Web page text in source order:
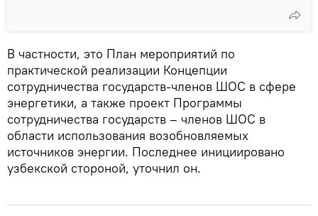
В частности, это План мероприятий по
практической реализации Концепции
сотрудничества государств-членов ШОС в сфере
энергетики, а также проект Программы
сотрудничества государств – членов ШОС в
области использования возобновляемых
источников энергии. Последнее инициировано
узбекской стороной, уточнил он.